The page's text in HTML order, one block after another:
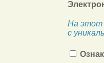
На этот
с